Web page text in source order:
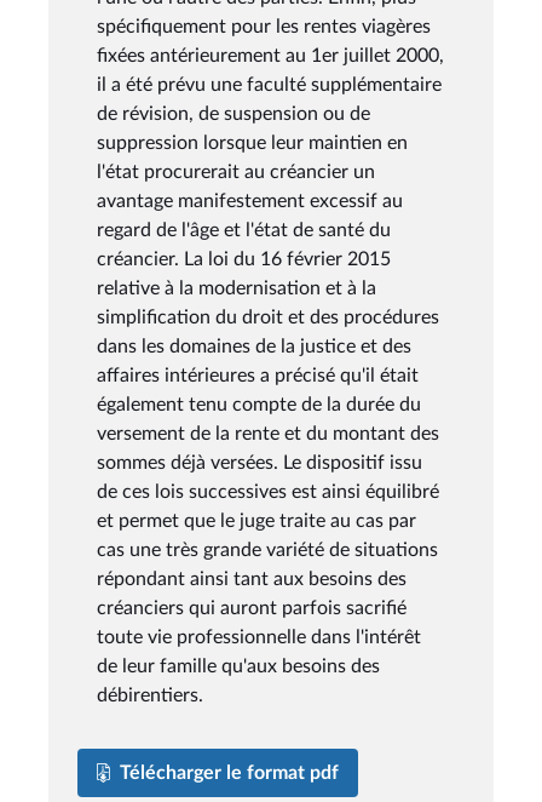
spécifiquement pour les rentes viagères
fixées antérieurement au 1er juillet 2000,
il a été prévu une faculté supplémentaire
de révision, de suspension ou de
suppression lorsque leur maintien en
l'état procurerait au créancier un
avantage manifestement excessif au
regard de l'âge et l'état de santé du
créancier. La loi du 16 février 2015
relative à la modernisation et à la
simplification du droit et des procédures
dans les domaines de la justice et des
affaires intérieures a précisé qu'il était
également tenu compte de la durée du
versement de la rente et du montant des
sommes déjà versées. Le dispositif issu
de ces lois successives est ainsi équilibré
et permet que le juge traite au cas par
cas une très grande variété de situations
répondant ainsi tant aux besoins des
créanciers qui auront parfois sacrifié
toute vie professionnelle dans l'intérêt
de leur famille qu'aux besoins des
débirentiers.
Télécharger le format pdf